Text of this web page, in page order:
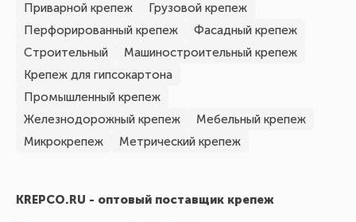
Приварной крепеж
Грузовой крепеж
Перфорированный крепеж
Фасадный крепеж
Строительный
Машиностроительный крепеж
Крепеж для гипсокартона
Промышленный крепеж
Железнодорожный крепеж
Мебельный крепеж
Микрокрепеж
Метрический крепеж
KREPCO.RU - оптовый поставщик крепеж